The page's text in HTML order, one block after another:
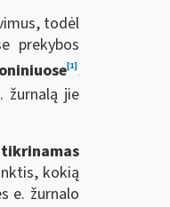
todėl
prekybos
[1]
.
žurnalą jie
kokią
e. žurnalo